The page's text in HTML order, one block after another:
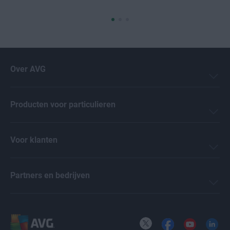
Over AVG
Producten voor particulieren
Voor klanten
Partners en bedrijven